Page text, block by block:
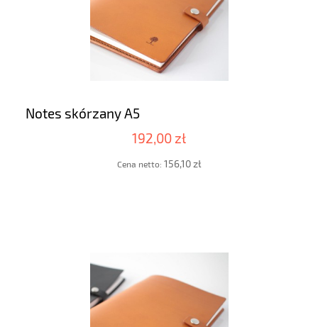
Notes skórzany A5
192,00 zł
Cena netto: 156,10 zł